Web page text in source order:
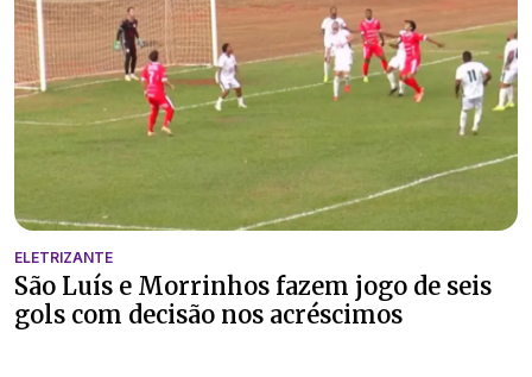
ELETRIZANTE
São Luís e Morrinhos fazem jogo de seis
gols com decisão nos acréscimos